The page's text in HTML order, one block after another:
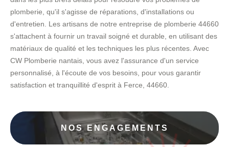
plomberie, qu'il s'agisse de réparations, d'installations ou
d'entretien. Les artisans de notre entreprise de plomberie 44660
s'attachent à fournir un travail soigné et durable, en utilisant des
matériaux de qualité et les techniques les plus récentes. Avec
CW Plomberie nantais, vous avez l'assurance d'un service
personnalisé, à l'écoute de vos besoins, pour vous garantir
satisfaction et tranquillité d'esprit à Ferce, 44660.
NOS ENGAGEMENTS